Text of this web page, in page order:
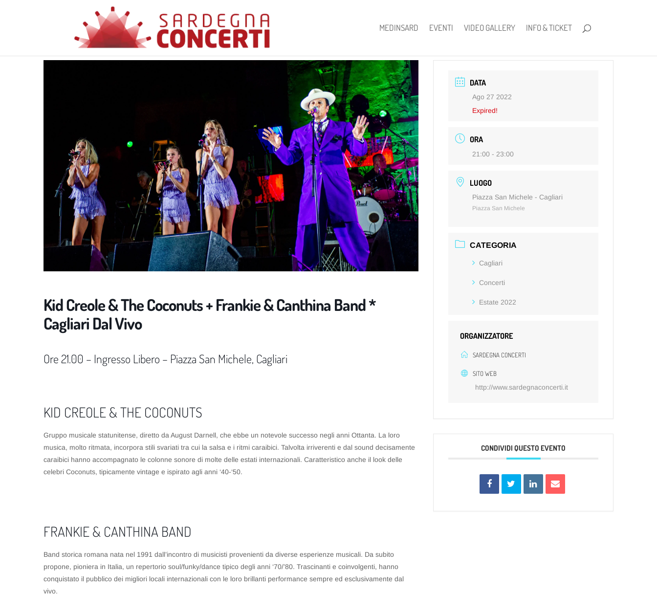
MEDINSARD EVENTI VIDEO GALLERY INFO & TICKET
Kid Creole & The Coconuts + Frankie & Canthina Band *
Cagliari Dal Vivo
Ore 21.00 – Ingresso Libero – Piazza San Michele, Cagliari
KID CREOLE & THE COCONUTS
Gruppo musicale statunitense, diretto da August Darnell, che ebbe un notevole successo negli anni Ottanta. La loro
musica, molto ritmata, incorpora stili svariati tra cui la salsa e i ritmi caraibici. Talvolta irriverenti e dal sound decisamente
caraibici hanno accompagnato le colonne sonore di molte delle estati internazionali. Caratteristico anche il look delle
celebri Coconuts, tipicamente vintage e ispirato agli anni ‘40-‘50.
FRANKIE & CANTHINA BAND
Band storica romana nata nel 1991 dall’incontro di musicisti provenienti da diverse esperienze musicali. Da subito
propone, pioniera in Italia, un repertorio soul/funky/dance tipico degli anni ‘70/’80. Trascinanti e coinvolgenti, hanno
conquistato il pubblico dei migliori locali internazionali con le loro brillanti performance sempre ed esclusivamente dal
vivo.
DATA
Ago 27 2022
Expired!
ORA
21:00 - 23:00
LUOGO
Piazza San Michele - Cagliari
Piazza San Michele
CATEGORIA
Cagliari
Concerti
Estate 2022
ORGANIZZATORE
SARDEGNA CONCERTI
SITO WEB
http://www.sardegnaconcerti.it
CONDIVIDI QUESTO EVENTO